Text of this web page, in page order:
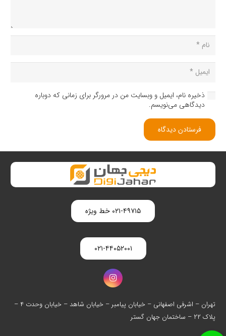
ذخیره نام، ایمیل و وبسایت من در مرورگر برای زمانی که دوباره
دیدگاهی می‌نویسم.
فرستادن دیدگاه
۰۲۱-۴۹۷۱۵ خط ویژه
۰۲۱-۴۴۰۵۲۰۰۱
تهران – اشرفی اصفهانی – خیابان پیامبر – خیابان شاهد – خیابان وحدت ۴ –
پلاک ۲۲ – ساختمان جهان گستر